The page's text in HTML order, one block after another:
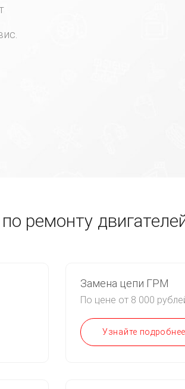
ремонту
Замена цепи ГРМ
По цене от 8 000
Узнайте подробнее